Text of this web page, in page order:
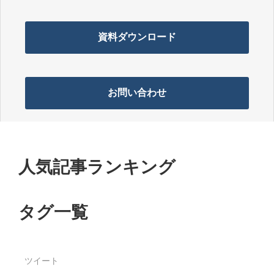
資料ダウンロード
お問い合わせ
人気記事ランキング
タグ一覧
ツイート